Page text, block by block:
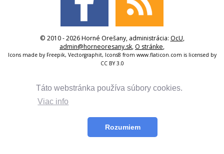
Táto webstránka používa súbory cookies.
Viac info
Rozumiem
© 2010 - 2026 Horné Orešany, administrácia: OcU,
admin@horneoresany.sk, O stránke,
Icons made by Freepik, Vectorgraphit, Icons8 from www.flaticon.com is licensed by
CC BY 3.0